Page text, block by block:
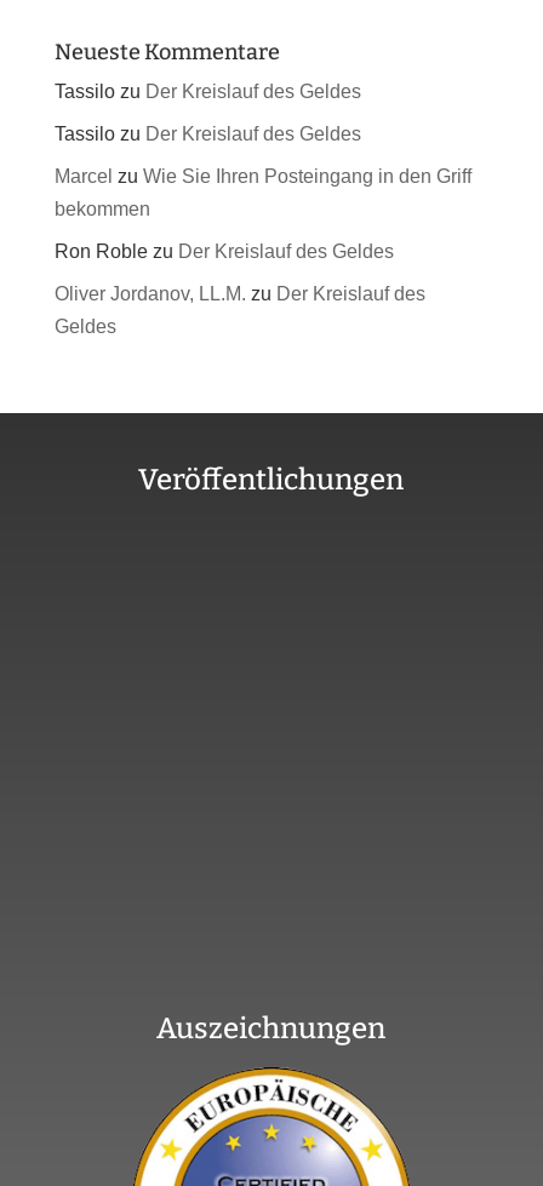
Neueste Kommentare
Tassilozu Der Kreislauf des Geldes
Tassilozu Der Kreislauf des Geldes
Marcel zu Wie Sie Ihren Posteingang in den Griff
bekommen
Ron Roblezu Der Kreislauf des Geldes
Oliver Jordanov, LL.M. zu Der Kreislauf des
Geldes
Veröffentlichungen
Auszeichnungen